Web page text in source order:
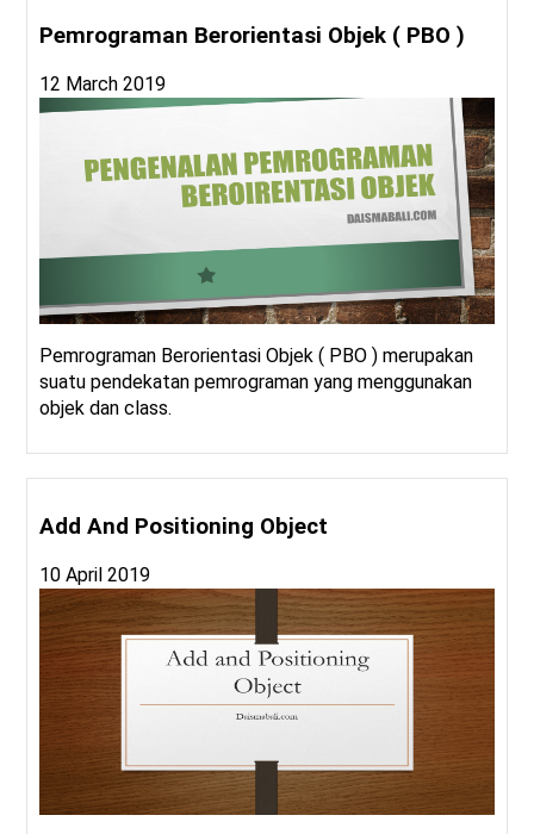
Pemrograman Berorientasi Objek ( PBO )
12 March 2019
Pemrograman Berorientasi Objek ( PBO ) merupakan
suatu pendekatan pemrograman yang menggunakan
objek dan class.
Add And Positioning Object
10 April 2019